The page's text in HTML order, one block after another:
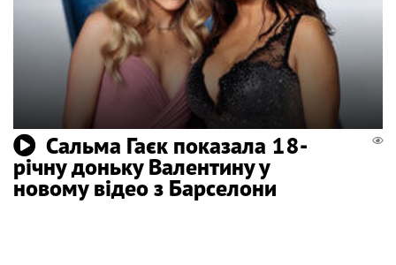
Сальма Гаєк показала 18-
річну доньку Валентину у
новому відео з Барселони